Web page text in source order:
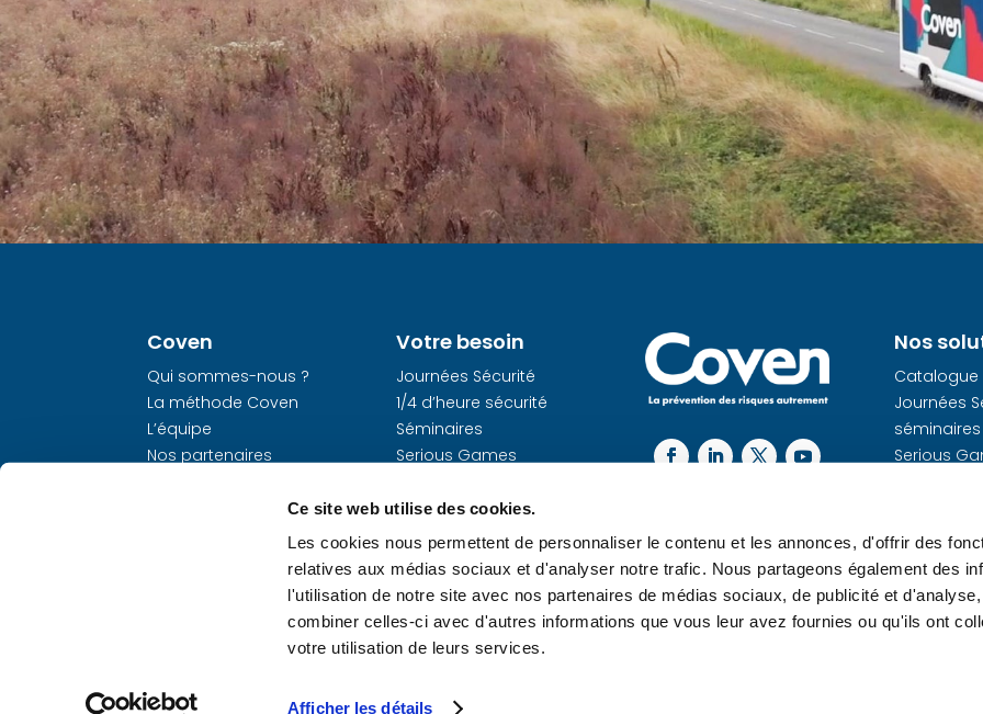
Ce site web utilise des cookies.
Les cookies nous permettent de personnaliser le contenu et les annonces, d'offrir des
relatives aux médias sociaux et d'analyser notre trafic. Nous partageons également des
l'utilisation de notre site avec nos partenaires de médias sociaux, de publicité et
combiner celles-ci avec d'autres informations que vous leur avez fournies ou qu'ils ont
votre utilisation de leurs services.
Afficher les détails
Coven
Qui sommes-nous ?
La méthode Coven
L’équipe
Nos partenaires
Votre besoin
Journées Sécurité
1/4 d’heure sécurité
Séminaires
Serious Games
Créer un serious game
Nos événements
Les Rencontres de la
Prévention
Nos
Catalogue
Journées
séminaires
Serious
mesure
Dojo
Contenu